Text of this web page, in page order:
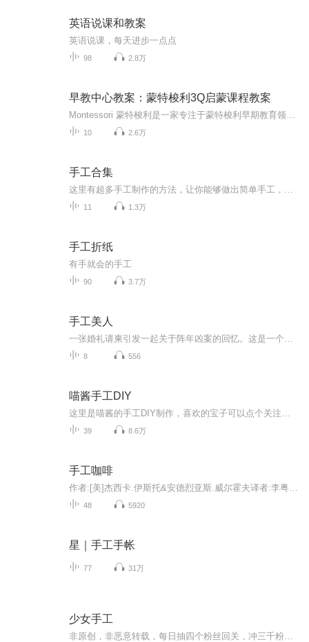
英语说课和教案
英语说课，每天进步一点点
98 2.8万
早教中心教案：蒙特梭利3Q启蒙课程教案
10 2.6万
手工合集
11 1.3万
手工折纸
有手就会的手工
90 3.7万
手工美人
8 556
喵酱手工DIY
39 8.6万
手工咖啡
48 5920
星｜手工手帐
77 31万
少女手工